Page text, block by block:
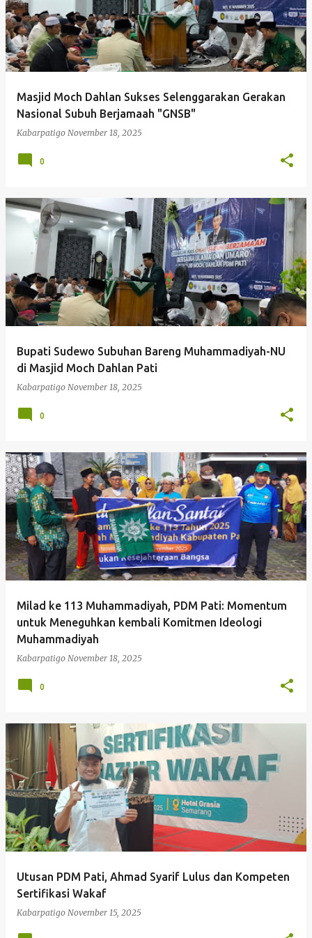
Masjid Moch Dahlan Sukses Selenggarakan Gerakan
Nasional Subuh Berjamaah "GNSB"
Kabarpatigo November 18, 2025
0
Bupati Sudewo Subuhan Bareng Muhammadiyah-NU
di Masjid Moch Dahlan Pati
Kabarpatigo November 18, 2025
0
Milad ke 113 Muhammadiyah, PDM Pati: Momentum
untuk Meneguhkan kembali Komitmen Ideologi
Muhammadiyah
Kabarpatigo November 18, 2025
0
Utusan PDM Pati, Ahmad Syarif Lulus dan Kompeten
Sertifikasi Wakaf
Kabarpatigo November 15, 2025